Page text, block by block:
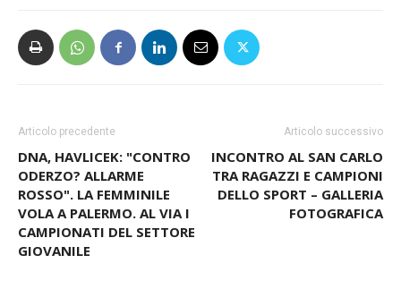
Articolo precedente
DNA, HAVLICEK: "CONTRO
ODERZO? ALLARME
ROSSO". LA FEMMINILE
VOLA A PALERMO. AL VIA I
CAMPIONATI DEL SETTORE
GIOVANILE
Articolo successivo
INCONTRO AL SAN CARLO
TRA RAGAZZI E CAMPIONI
DELLO SPORT – GALLERIA
FOTOGRAFICA